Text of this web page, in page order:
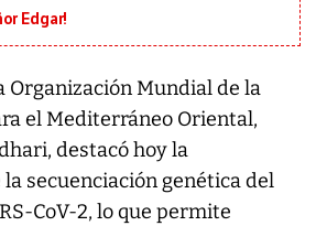
Edgar!
Organización Mundial de la
el Mediterráneo Oriental,
destacó hoy la
secuenciación genética del
CoV-2, lo que permite